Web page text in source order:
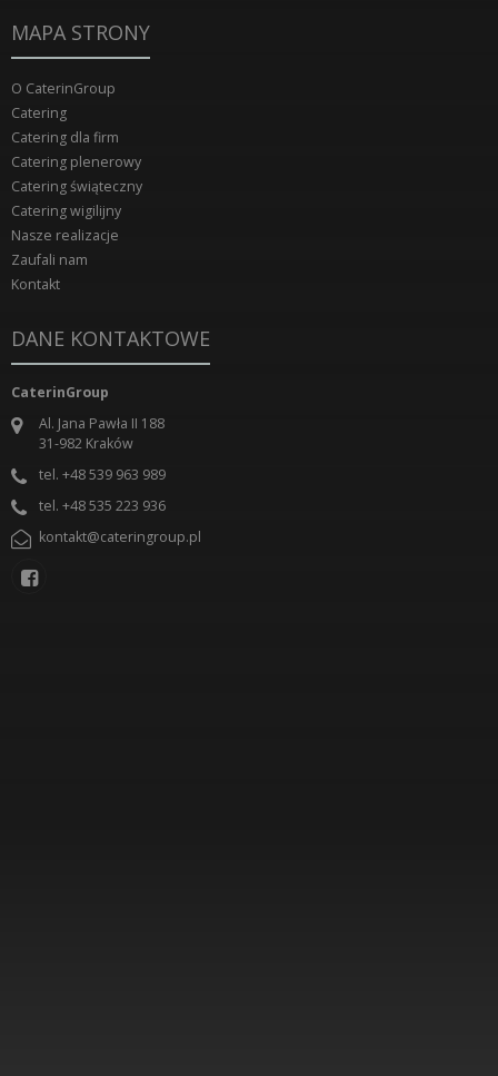
MAPA STRONY
O CaterinGroup
Catering
Catering dla firm
Catering plenerowy
Catering świąteczny
Catering wigilijny
Nasze realizacje
Zaufali nam
Kontakt
DANE KONTAKTOWE
CaterinGroup
Al. Jana Pawła II 188
31-982 Kraków
tel. +48 539 963 989
tel. +48 535 223 936
kontakt@cateringroup.pl